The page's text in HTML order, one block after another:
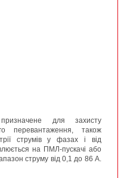
для захисту
перевантаження, також
струмів у фазах і від
на ПМЛ-пускачі або
струму від 0,1 до 86 А.